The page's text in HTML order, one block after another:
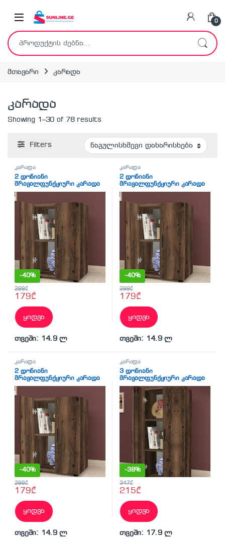
0
ძებნა:
მთავარი კარადა
კარადა
Showing 1–30 of 78 results
Filters
კარადა
2 დონიანი
მრავალფუნქციური კარადა
მუქი ხის ფაქტურით (BF-768)
-40%
179₾
299₾
ყიდვა
თვეში: 14.9 ლ
კარადა
2 დონიანი
მრავალფუნქციური კარადა
მუქი ხის ფაქტურით (BF-768)
-40%
179₾
299₾
ყიდვა
თვეში: 14.9 ლ
კარადა
2 დონიანი
მრავალფუნქციური კარადა
მუქი ხის ფაქტურით (BF-768)
-40%
179₾
299₾
ყიდვა
თვეში: 14.9 ლ
კარადა
3 დონიანი
მრავალფუნქციური კარადა
მუქი ხის ფაქტურით (BF-770)
-38%
215₾
347₾
ყიდვა
თვეში: 17.9 ლ